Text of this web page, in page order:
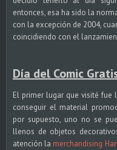
entonces, esa ha sido la
con la excepción de 2004,
coincidiendo con el
Día del Comic
El primer lugar que visité fue
conseguir el material
por supuesto, uno no se
llenos de objetos
atención la merchandising